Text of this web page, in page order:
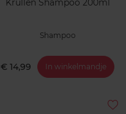
Krullen Shampoo 200ml
Shampoo
€ 14,99 In winkelmandje